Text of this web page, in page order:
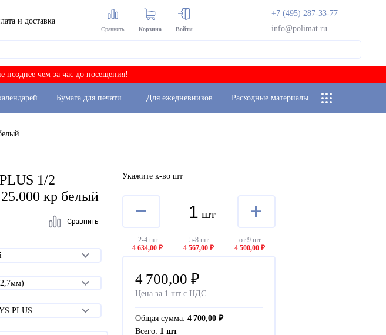
и доставка
Сравнить Корзина Войти
+7 (495) 287-33-77
info@polimat.ru
позднее чем за час до посещения!
Бумага для печати Для ежедневников Расходные материалы
1/2
кр белый
Сравнить
PLUS
Укажите к-во шт
– шт +
2-4 шт
4 634,00 ₽
5-8 шт
4 567,00 ₽
от 9 шт
4 500,00 ₽
4 700,00 ₽
Цена за 1 шт с НДС
Общая сумма: 4 700,00₽
Всего: 1 шт